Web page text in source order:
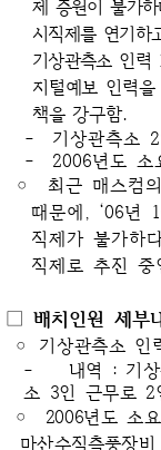
제 증원이 불가
시직제를 연기하
기상관측소 인력
지털예보 인력
책을 강구함.
- 기상관측소
- 2006년도 소
◦
최근 매스컴
때문에, ‘06년
직제가 불가하
직제로 추진 중
□ 배치인원 세부
◦
기상관측소 인
- 내역 : 기상관
소 3인 근무로 2
◦ 2006년도 소
마산수직측풍장